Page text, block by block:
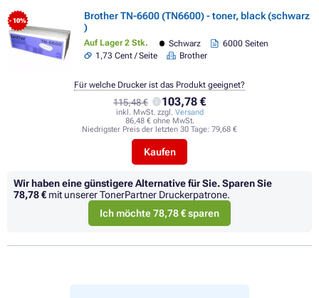
- 10%
Brother TN-6600 (TN6600) - toner, black (schwarz
)
Auf Lager 2 Stk. Schwarz
6000 Seiten
1,73 Cent / Seite
Brother
115,48 € 103,78 €
inkl. MwSt. zzgl. Versand
86,48 € ohne MwSt.
Niedrigster Preis der letzten 30 Tage: 79,68 €
Kaufen
Für welche Drucker ist das Produkt geeignet?
Wir haben eine günstigere Alternative für Sie.Sparen Sie
78,78 € mit unserer TonerPartner Druckerpatrone.
Ich möchte 78,78 € sparen